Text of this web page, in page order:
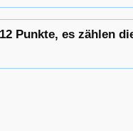
Punkte, es zählen